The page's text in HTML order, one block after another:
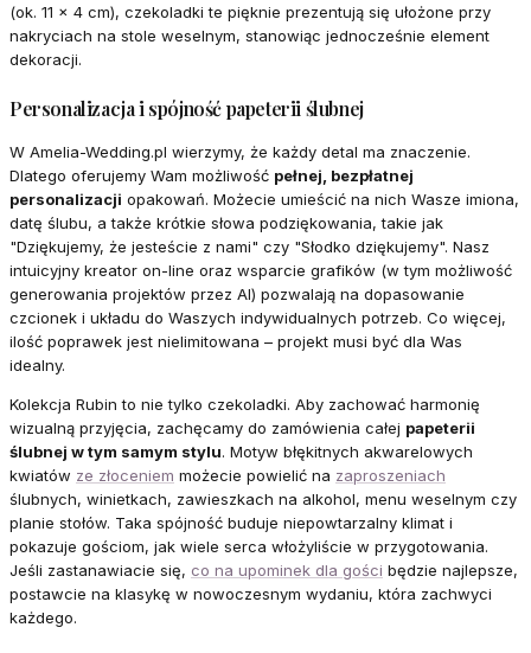
(ok. 11 x 4 cm), czekoladki te pięknie prezentują się ułożone przy
nakryciach na stole weselnym, stanowiąc jednocześnie element
dekoracji.
Personalizacja i spójność papeterii ślubnej
W Amelia-Wedding.pl wierzymy, że każdy detal ma znaczenie.
Dlatego oferujemy Wam możliwość pełnej, bezpłatnej
personalizacji opakowań. Możecie umieścić na nich Wasze imiona,
datę ślubu, a także krótkie słowa podziękowania, takie jak
"Dziękujemy, że jesteście z nami" czy "Słodko dziękujemy". Nasz
intuicyjny kreator on-line oraz wsparcie grafików (w tym możliwość
generowania projektów przez AI) pozwalają na dopasowanie
czcionek i układu do Waszych indywidualnych potrzeb. Co więcej,
ilość poprawek jest nielimitowana – projekt musi być dla Was
idealny.
Kolekcja Rubin to nie tylko czekoladki. Aby zachować harmonię
wizualną przyjęcia, zachęcamy do zamówienia całej papeterii
ślubnej w tym samym stylu. Motyw błękitnych akwarelowych
kwiatów ze złoceniem możecie powielić na zaproszeniach
ślubnych, winietkach, zawieszkach na alkohol, menu weselnym czy
planie stołów. Taka spójność buduje niepowtarzalny klimat i
pokazuje gościom, jak wiele serca włożyliście w przygotowania.
Jeśli zastanawiacie się, co na upominek dla gości będzie najlepsze,
postawcie na klasykę w nowoczesnym wydaniu, która zachwyci
każdego.